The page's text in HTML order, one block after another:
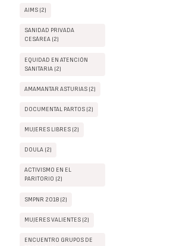
AIMS (2)
SANIDAD PRIVADA
CESÁREA (2)
EQUIDAD EN ATENCIÓN
SANITARIA (2)
AMAMANTAR ASTURIAS (2)
DOCUMENTAL PARTOS (2)
MUJERES LIBRES (2)
DOULA (2)
ACTIVISMO EN EL
PARITORIO (2)
SMPNR 2018 (2)
MUJERES VALIENTES (2)
ENCUENTRO GRUPOS DE